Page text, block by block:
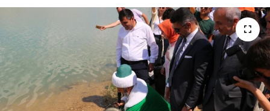
Resmi İlanlar
Söyleşi